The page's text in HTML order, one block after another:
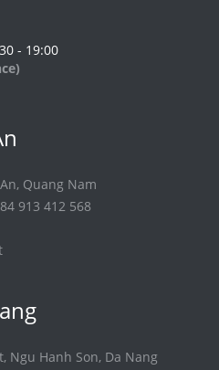
- 19:00
Quang Nam
913 412 568
Ngu Hanh Son, Da Nang